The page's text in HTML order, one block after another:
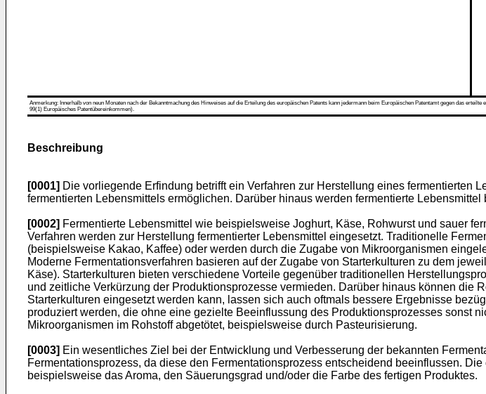
Anmerkung: Innerhalb von neun Monaten nach der Bekanntmachung des Hinweises auf die Erteilung des europäischen Patents kann jedermann beim Europäischen Patentamt gegen das
99(1) Europäisches Patentübereinkommen).
Beschreibung
[0001] Die vorliegende Erfindung betrifft ein Verfahren zur Herstellung eines
fermentierten Lebensmittels ermöglichen. Darüber hinaus werden fermentierte Lebensmittel
[0002] Fermentierte Lebensmittel wie beispielsweise Joghurt, Käse, Rohwurst und sauer
Verfahren werden zur Herstellung fermentierter Lebensmittel eingesetzt. Traditionelle
(beispielsweise Kakao, Kaffee) oder werden durch die Zugabe von Mikroorganismen
Moderne Fermentationsverfahren basieren auf der Zugabe von Starterkulturen zu dem
Käse). Starterkulturen bieten verschiedene Vorteile gegenüber traditionellen
und zeitliche Verkürzung der Produktionsprozesse vermieden. Darüber hinaus können
Starterkulturen eingesetzt werden kann, lassen sich auch oftmals bessere Ergebnisse
produziert werden, die ohne eine gezielte Beeinflussung des Produktionsprozesses sonst
Mikroorganismen im Rohstoff abgetötet, beispielsweise durch Pasteurisierung.
[0003] Ein wesentliches Ziel bei der Entwicklung und Verbesserung der bekannten
Fermentationsprozess, da diese den Fermentationsprozess entscheidend beeinflussen.
beispielsweise das Aroma, den Säuerungsgrad und/oder die Farbe des fertigen Produktes.